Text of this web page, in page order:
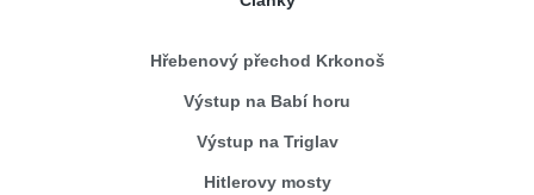
Hřebenový přechod Krkonoš
Výstup na Babí horu
Výstup na Triglav
Hitlerovy mosty